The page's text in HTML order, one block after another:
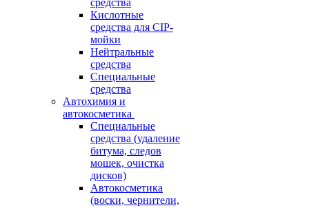
средства
Кислотные
средства для CIP-
мойки
Нейтральные
средства
Специальные
средства
Автохимия и
автокосметика
Специальные
средства (удаление
битума, следов
мошек, очистка
дисков)
Автокосметика
(воски, чернители,